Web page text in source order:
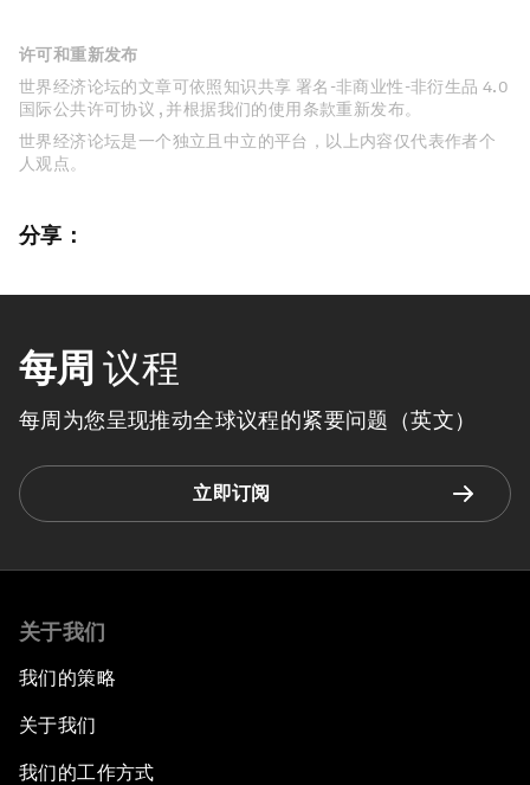
许可和重新发布
世界经济论坛的文章可依照知识共享 署名-非商业性-非衍生品 4.0
国际公共许可协议 , 并根据我们的使用条款重新发布。
世界经济论坛是一个独立且中立的平台，以上内容仅代表作者个
人观点。
分享：
每周 议程
每周为您呈现推动全球议程的紧要问题（英文）
立即订阅
关于我们
我们的策略
关于我们
我们的工作方式